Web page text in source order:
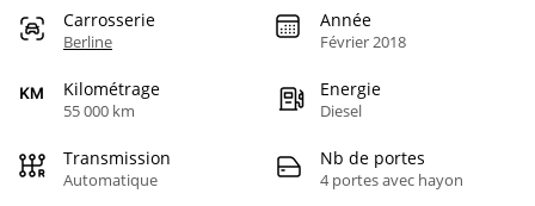
Carrosserie
Berline
Année
Février 2018
Kilométrage
55 000 km
Energie
Diesel
Transmission
Automatique
Nb de portes
4 portes avec hayon